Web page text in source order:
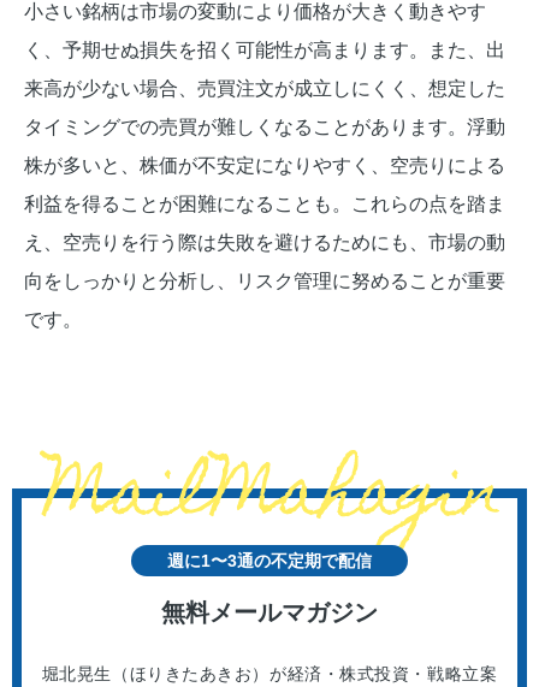
小さい銘柄は市場の変動により価格が大きく動きやす
く、予期せぬ損失を招く可能性が高まります。また、出
来高が少ない場合、売買注文が成立しにくく、想定した
タイミングでの売買が難しくなることがあります。浮動
株が多いと、株価が不安定になりやすく、空売りによる
利益を得ることが困難になることも。これらの点を踏ま
え、空売りを行う際は失敗を避けるためにも、市場の動
向をしっかりと分析し、リスク管理に努めることが重要
です。
週に1〜3通の不定期で配信
無料メールマガジン
堀北晃生（ほりきたあきお）が経済・株式投資・戦略立案